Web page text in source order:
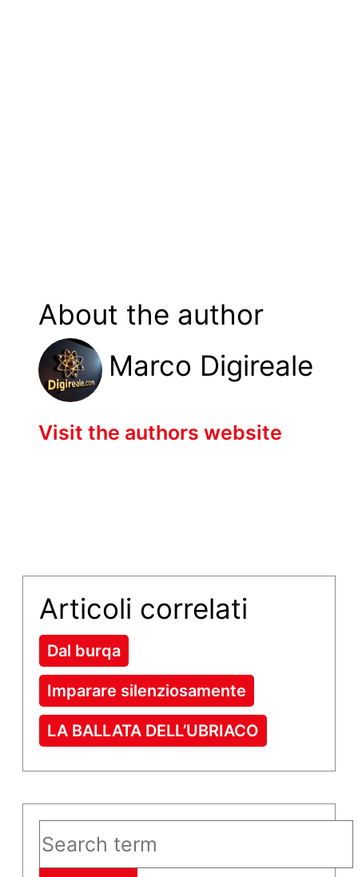
About the author
Marco Digireale
Visit the authors website
Articoli correlati
Dal burqa
Imparare silenziosamente
LA BALLATA DELL’UBRIACO